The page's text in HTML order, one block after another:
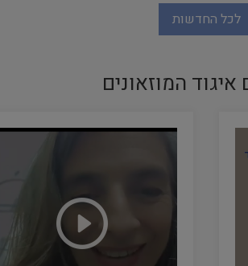
לכל החדשות
איגוד המוזאונים